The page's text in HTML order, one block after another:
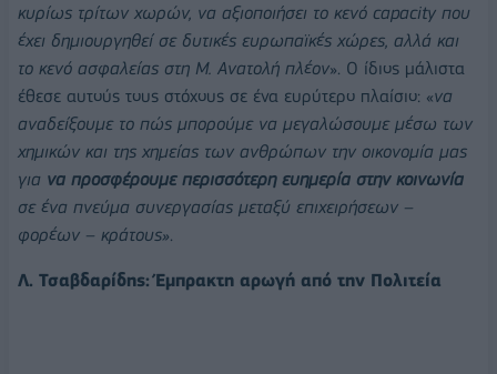
κυρίως τρίτων χωρών, να αξιοποιήσει το κενό capacity που
έχει δημιουργηθεί σε δυτικές ευρωπαϊκές χώρες, αλλά και
το κενό ασφαλείας στη Μ. Ανατολή πλέον». Ο ίδιος μάλιστα
έθεσε αυτούς τους στόχους σε ένα ευρύτερο πλαίσιο: «να
αναδείξουμε το πώς μπορούμε να μεγαλώσουμε μέσω των
χημικών και της χημείας των ανθρώπων την οικονομία μας
για να προσφέρουμε περισσότερη ευημερία στην κοινωνία
σε ένα πνεύμα συνεργασίας μεταξύ επιχειρήσεων –
φορέων – κράτους».
Λ. Τσαβδαρίδης: Έμπρακτη αρωγή από την Πολιτεία